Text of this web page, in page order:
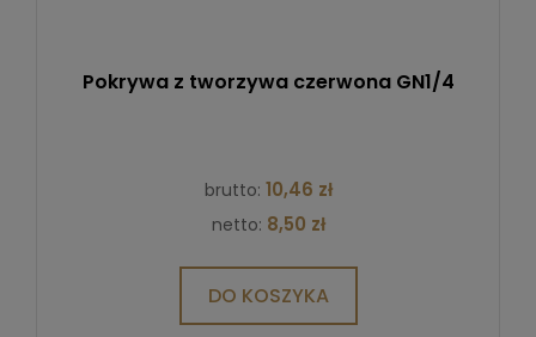
Pokrywa z tworzywa czerwona GN1/4
brutto: 10,46 zł
netto: 8,50 zł
DO KOSZYKA